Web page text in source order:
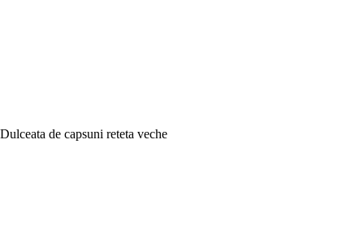
Dulceata de capsuni reteta veche